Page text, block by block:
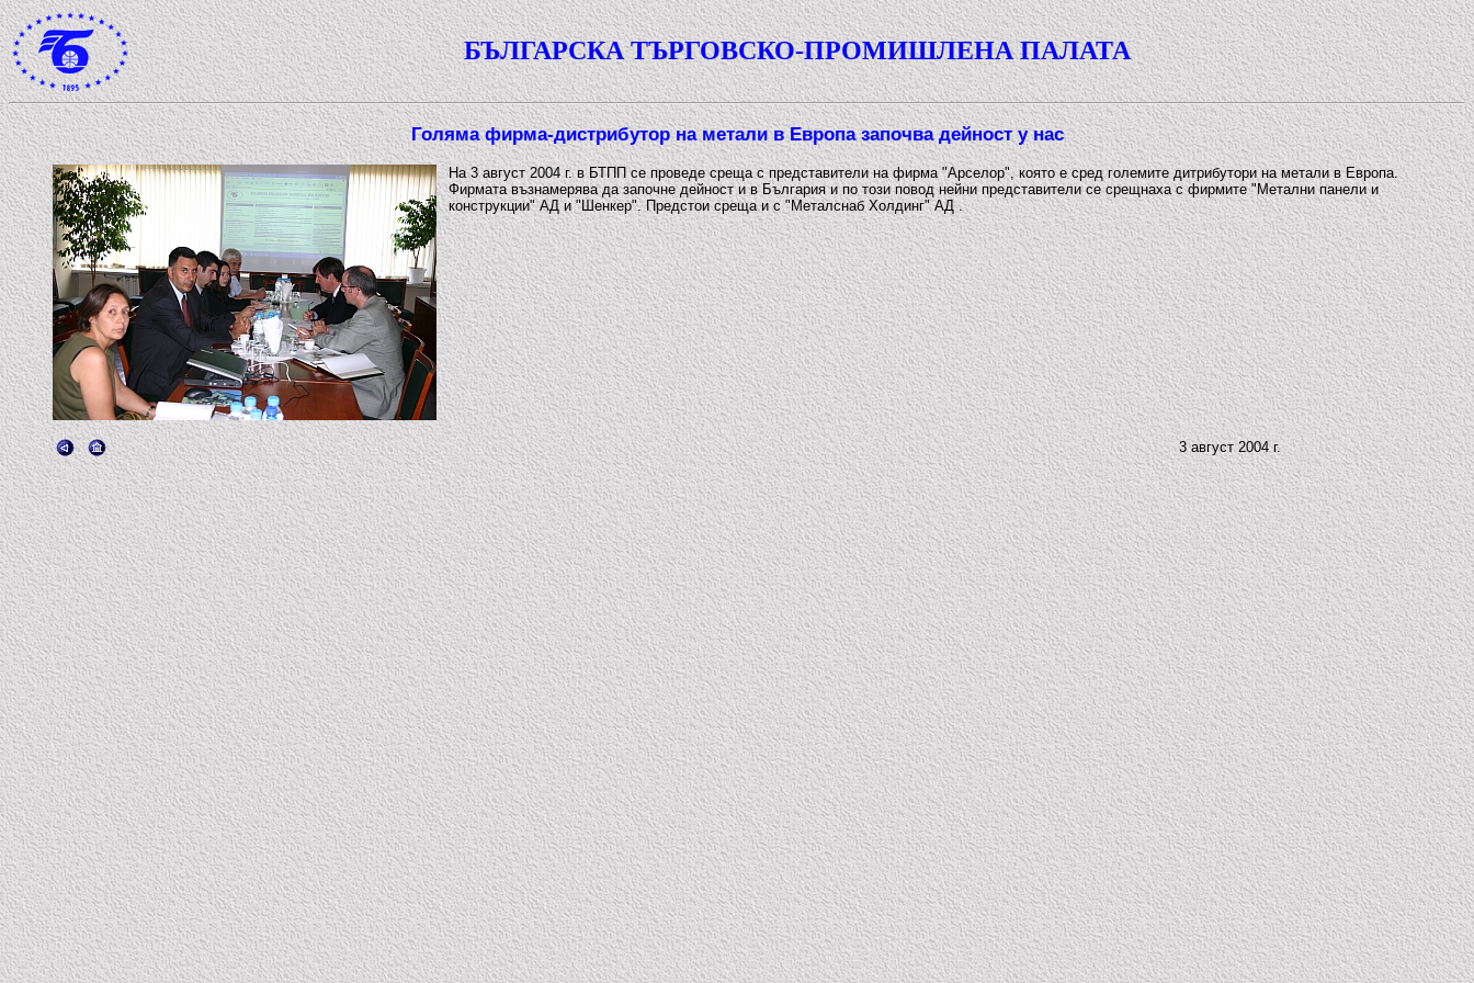
БЪЛГАРСКА ТЪРГОВСКО-ПРОМИШЛЕНА ПАЛАТА
Голяма фирма-дистрибутор на метали в Европа започва дейност у нас
На 3 август 2004 г. в БТПП се проведе среща с представители на фирма "Арселор", която е сред големите дитрибутори на метали в Европа.
Фирмата възнамерява да започне дейност и в България и по този повод нейни представители се срещнаха с фирмите "Метални панели и
конструкции" АД и "Шенкер". Предстои среща и с "Металснаб Холдинг" АД .
3 август 2004 г.